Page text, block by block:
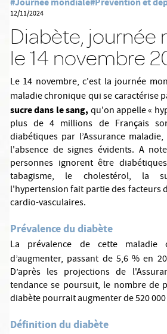
12/11/2024
Diabète, journée
le 14 novembre
Le 14 novembre, c'est la journée
maladie chronique qui se caractérise
sucre dans le sang, qu'on appelle «
plus de 4 millions de Français
diabétiques par l’Assurance
l'absence de signes évidents. A
personnes ignorent être
tabagisme, le cholestérol, la
l'hypertension fait partie des facteurs
cardio-vasculaires.
Prévalence du diabète
La prévalence de cette maladie
d’augmenter, passant de 5,6 % en
D’après les projections de
tendance se poursuit, le nombre de
diabète pourrait augmenter de 520
Définition du diabète